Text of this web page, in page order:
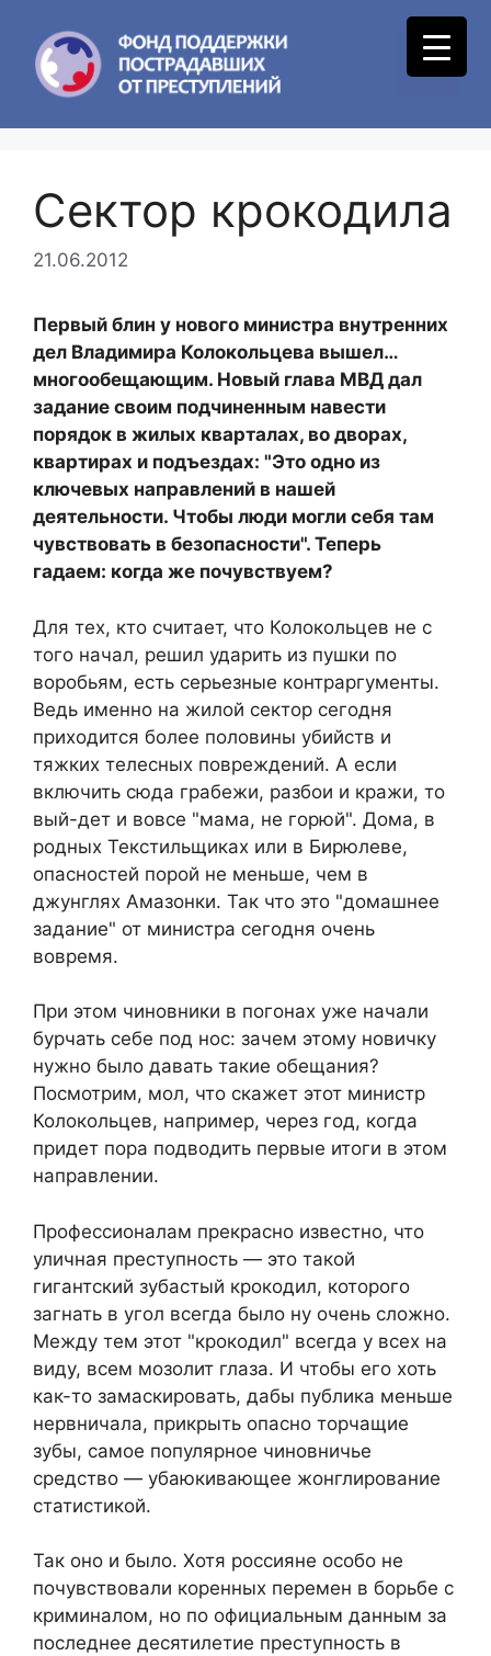
content
Menu
Сектор крокодила
21.06.2012
Первый блин у нового министра внутренних
дел Владимира Колокольцева вышел…
многообещающим. Новый глава МВД дал
задание своим подчиненным навести
порядок в жилых кварталах, во дворах,
квартирах и подъездах: "Это одно из
ключевых направлений в нашей
деятельности. Чтобы люди могли себя там
чувствовать в безопасности". Теперь
гадаем: когда же почувствуем?
Для тех, кто считает, что Колокольцев не с
того начал, решил ударить из пушки по
воробьям, есть серьезные контраргументы.
Ведь именно на жилой сектор сегодня
приходится более половины убийств и
тяжких телесных повреждений. А если
включить сюда грабежи, разбои и кражи, то
вый-дет и вовсе "мама, не горюй". Дома, в
родных Текстильщиках или в Бирюлеве,
опасностей порой не меньше, чем в
джунглях Амазонки. Так что это "домашнее
задание" от министра сегодня очень
вовремя.
При этом чиновники в погонах уже начали
бурчать себе под нос: зачем этому новичку
нужно было давать такие обещания?
Посмотрим, мол, что скажет этот министр
Колокольцев, например, через год, когда
придет пора подводить первые итоги в этом
направлении.
Профессионалам прекрасно известно, что
уличная преступность — это такой
гигантский зубастый крокодил, которого
загнать в угол всегда было ну очень сложно.
Между тем этот "крокодил" всегда у всех на
виду, всем мозолит глаза. И чтобы его хоть
как-то замаскировать, дабы публика меньше
нервничала, прикрыть опасно торчащие
зубы, самое популярное чиновничье
средство — убаюкивающее жонглирование
статистикой.
Так оно и было. Хотя россияне особо не
почувствовали коренных перемен в борьбе с
криминалом, но по официальным данным за
последнее десятилетие преступность в